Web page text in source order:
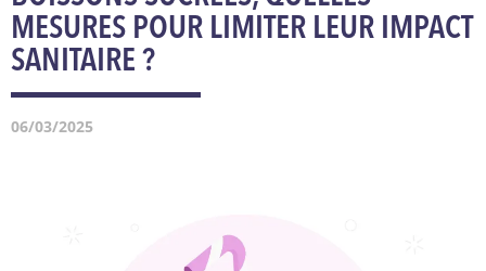
MESURES POUR LIMITER LEUR IMPACT
SANITAIRE ?
06/03/2025